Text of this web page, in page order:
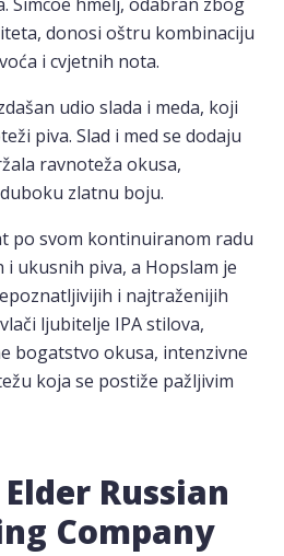
donosi oštru kombinaciju
i cvjetnih nota.
udio slada i meda, koji
piva. Slad i med se dodaju
ravnoteža okusa,
zlatnu boju.
po svom kontinuiranom radu
ukusnih piva, a Hopslam je
i najtraženijih
ljubitelje IPA stilova,
bogatstvo okusa, intenzivne
koja se postiže pažljivim
Russian
Company